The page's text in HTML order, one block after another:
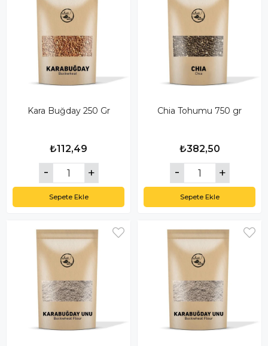
Kara Buğday 250 Gr
₺112,49
Sepete Ekle
Chia Tohumu 750 gr
₺382,50
Sepete Ekle